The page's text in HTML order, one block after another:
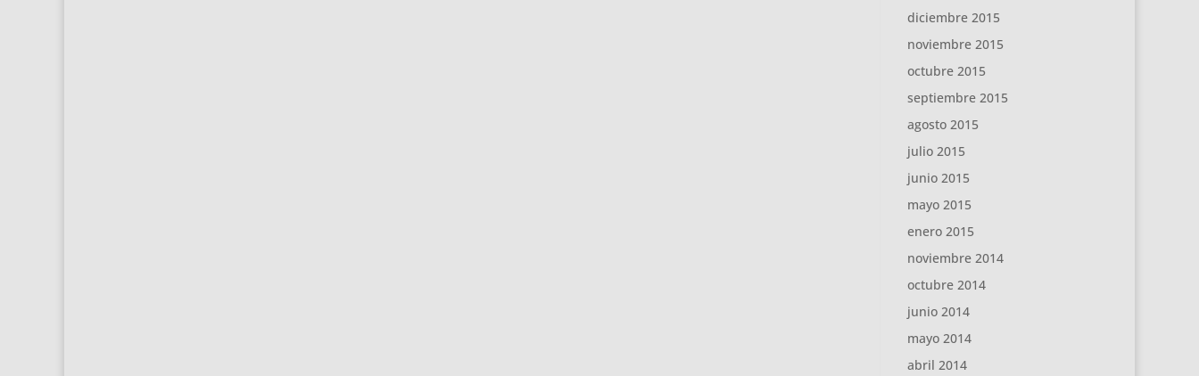
diciembre 2015
noviembre 2015
octubre 2015
septiembre 2015
agosto 2015
julio 2015
junio 2015
mayo 2015
enero 2015
noviembre 2014
octubre 2014
junio 2014
mayo 2014
abril 2014